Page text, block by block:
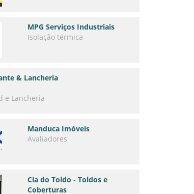
MPG Serviços Industriais
Isolação térmica
& Lancheria
e Lancheria
Manduca Imóveis
Avaliadores
Cia do Toldo - Toldos e
Coberturas